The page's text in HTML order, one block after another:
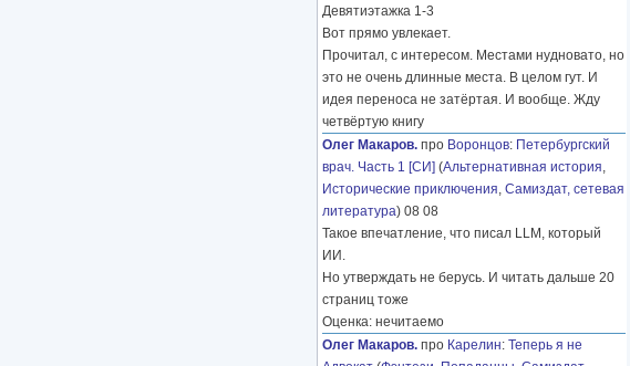
Девятиэтажка 1-3
Вот прямо увлекает.
Прочитал, с интересом. Местами нудновато, но
это не очень длинные места. В целом гут. И
идея переноса не затёртая. И вообще. Жду
четвёртую книгу
Олег Макаров. про Воронцов: Петербургский
врач. Часть 1 [СИ] (Альтернативная история,
Исторические приключения, Самиздат, сетевая
литература) 08 08
Такое впечатление, что писал LLM, который
ИИ.
Но утверждать не берусь. И читать дальше 20
страниц тоже
Оценка: нечитаемо
Олег Макаров. про Карелин: Теперь я не